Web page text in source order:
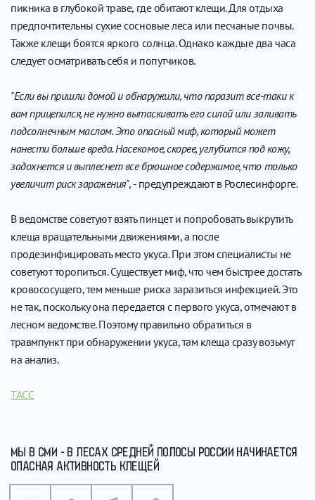
пикника в глубокой траве, где обитают клещи. Для отдыха
предпочтительны сухие сосновые леса или песчаные почвы.
Также клещи боятся яркого солнца. Однако каждые два часа
следует осматривать себя и попутчиков.
"Если вы пришли домой и обнаружили, что паразит все-таки к
вам прицепился, не нужно вытаскивать его силой или заливать
подсолнечным маслом. Это опасный миф, который может
нанести больше вреда. Насекомое, скорее, углубится под кожу,
задохнется и выплеснет все брюшное содержимое, что только
увеличит риск заражения", - предупреждают в Рослесинфорге.
В ведомстве советуют взять пинцет и попробовать выкрутить
клеща вращательными движениями, а после
продезинфицировать место укуса. При этом специалисты не
советуют торопиться. Существует миф, что чем быстрее достать
кровососущего, тем меньше риска заразиться инфекцией. Это
не так, поскольку она передается с первого укуса, отмечают в
лесном ведомстве. Поэтому правильно обратиться в
травмпункт при обнаружении укуса, там клеща сразу возьмут
на анализ.
ТАСС
МЫ В СМИ - В ЛЕСАХ СРЕДНЕЙ ПОЛОСЫ РОССИИ НАЧИНАЕТСЯ
ОПАСНАЯ АКТИВНОСТЬ КЛЕЩЕЙ